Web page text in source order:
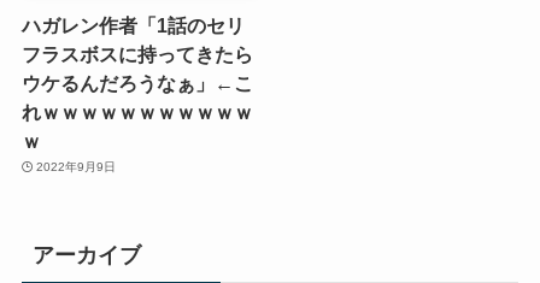
ハガレン作者「1話のセリ
フラスボスに持ってきたら
ウケるんだろうなぁ」←こ
れｗｗｗｗｗｗｗｗｗｗｗ
ｗ
2022年9月9日
アーカイブ